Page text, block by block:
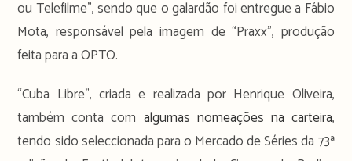
ou Telefilme”, sendo que o galardão foi entregue a Fábio
Mota, responsável pela imagem de “Praxx”, produção
feita para a OPTO.
“Cuba Libre”, criada e realizada por Henrique Oliveira,
também conta comalgumas nomeações na carteira,
tendo sido seleccionada para o Mercado de Séries da 73ª